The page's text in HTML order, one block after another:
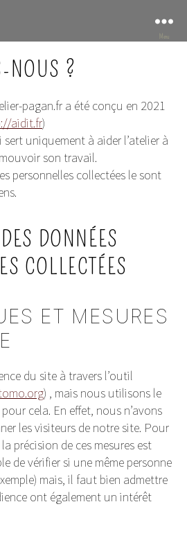
Menu
NOUS ?
pagan.fr a été conçu en 2021
aidit.fr)
sert uniquement à aider l’atelier à
son travail.
personnelles collectées le sont
DONNÉES
COLLECTÉES
ET MESURES
du site à travers l’outil
) , mais nous utilisons le
cela. En effet, nous n’avons
les visiteurs de notre site. Pour
précision de ces mesures est
de vérifier si une même personne
mais, il faut bien admettre
ont également un intérêt